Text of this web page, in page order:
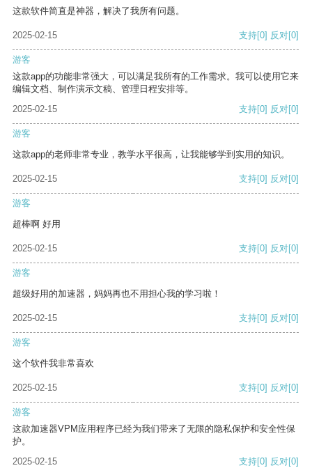
这款软件简直是神器，解决了我所有问题。
2025-02-15 支持[0] 反对[0]
游客
这款app的功能非常强大，可以满足我所有的工作需求。我可以使用它来
编辑文档、制作演示文稿、管理日程安排等。
2025-02-15
支持[0] 反对[0]
游客
这款app的老师非常专业，教学水平很高，让我能够学到实用的知识。
2025-02-15 支持[0] 反对[0]
游客
超棒啊 好用
2025-02-15 支持[0] 反对[0]
游客
超级好用的加速器，妈妈再也不用担心我的学习啦！
2025-02-15 支持[0] 反对[0]
游客
这个软件我非常喜欢
2025-02-15 支持[0] 反对[0]
游客
这款加速器VPM应用程序已经为我们带来了无限的隐私保护和安全性保
护。
2025-02-15
支持[0] 反对[0]